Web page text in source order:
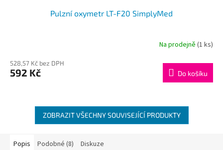
Pulzní oxymetr LT-F20 SimplyMed
Na prodejně (1 ks)
528,57 Kč bez DPH
592 Kč Do košíku
ZOBRAZIT VŠECHNY SOUVISEJÍCÍ PRODUKTY
Popis Podobné (8) Diskuze